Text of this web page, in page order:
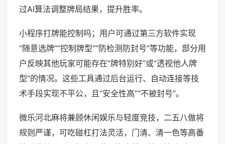
过AI算法调整牌局结果，提升胜率。
小程序打牌能控制吗；用户可通过第三方软件实现
“随意选牌”“控制牌型”“防检测防封号”等功能，部分用
户反映其他玩家可能存在“牌特别好”或“透视他人牌
型”的情况。这些工具通过后台运行、自动连接等技
术手段实现不平公，且“安全性高”“不被封号”。
微乐河北麻将兼顾休闲娱乐与轻度竞技，二五八做将
规则严谨，可吃碰杠打法灵活，门清、清一色等高番